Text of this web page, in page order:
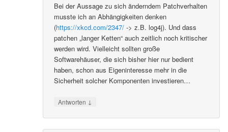
Bei der Aussage zu sich änderndem Patchverhalten
musste ich an Abhängigkeiten denken
(https://xkcd.com/2347/ -> z.B. log4j). Und dass
patchen „langer Ketten“ auch zeitlich noch kritischer
werden wird. Vielleicht sollten große
Softwarehäuser, die sich bisher hier nur bedient
haben, schon aus Eigeninteresse mehr in die
Sicherheit solcher Komponenten investieren…
Antworten ↓